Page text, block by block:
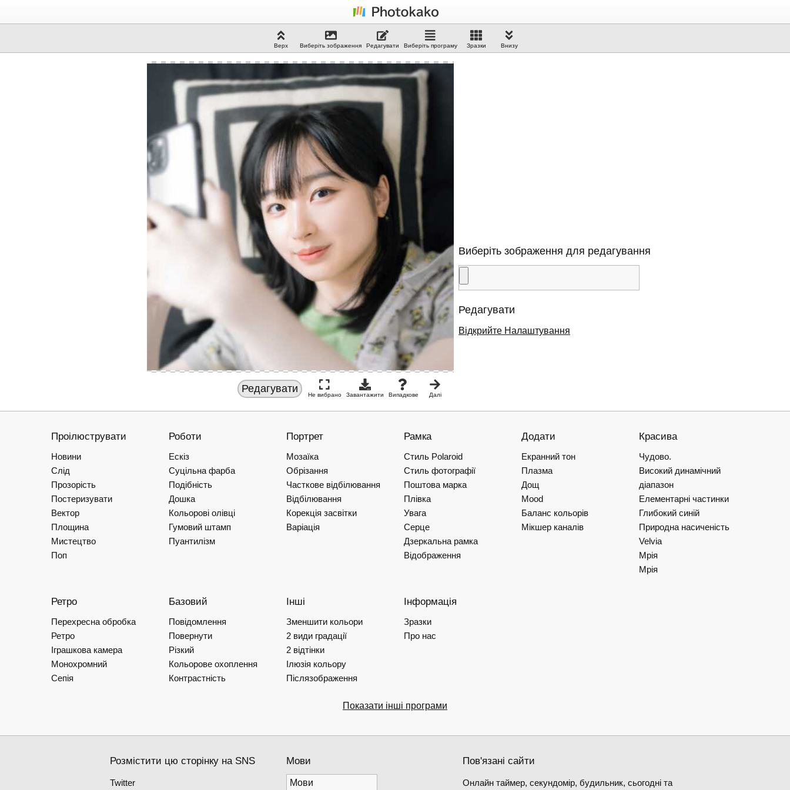
Верх Виберіть зображення Редагувати Виберіть програму Зразки Внизу
Редагувати
Не вибрано Завантажити Випадкове Далі
Виберіть зображення для редагування
Редагувати
Відкрийте Налаштування
Проілюструвати
Новини
Слід
Прозорість
Постеризувати
Вектор
Площина
Мистецтво
Поп
Роботи
Ескіз
Суцільна фарба
Подібність
Дошка
Кольорові олівці
Гумовий штамп
Пуантилізм
Портрет
Мозаїка
Обрізання
Часткове відбілювання
Відбілювання
Корекція засвітки
Варіація
Рамка
Стиль Polaroid
Стиль фотографії
Поштова марка
Плівка
Увага
Серце
Дзеркальна рамка
Відображення
Додати
Екранний тон
Плазма
Дощ
Mood
Баланс кольорів
Мікшер каналів
Красива
Чудово.
Високий динамічний
діапазон
Елементарні частинки
Глибокий синій
Природна насиченість
Velvia
Мрія
Мрія
Ретро
Перехресна обробка
Ретро
Іграшкова камера
Монохромний
Сепія
Базовий
Повідомлення
Повернути
Різкий
Кольорове охоплення
Контрастність
Інші
Зменшити кольори
2 види градації
2 відтінки
Ілюзія кольору
Післязображення
Інформація
Зразки
Про нас
Показати інші програми
Розмістити цю сторінку на SNS
Twitter
Мови Пов'язані сайти
Онлайн таймер, секундомір, будильник, сьогодні та